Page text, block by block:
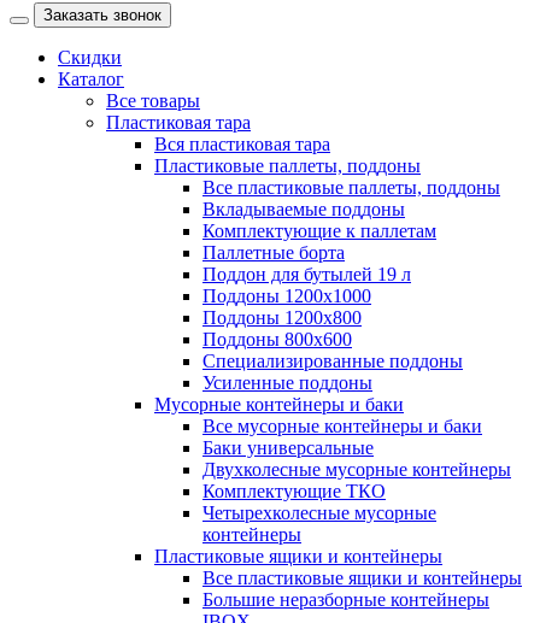
Заказать звонок
Скидки
Каталог
Все товары
Пластиковая тара
Вся пластиковая тара
Пластиковые паллеты, поддоны
Все пластиковые паллеты, поддоны
Вкладываемые поддоны
Комплектующие к паллетам
Паллетные борта
Поддон для бутылей 19 л
Поддоны 1200х1000
Поддоны 1200х800
Поддоны 800х600
Специализированные поддоны
Усиленные поддоны
Мусорные контейнеры и баки
Все мусорные контейнеры и баки
Баки универсальные
Двухколесные мусорные контейнеры
Комплектующие ТКО
Четырехколесные мусорные
контейнеры
Пластиковые ящики и контейнеры
Все пластиковые ящики и контейнеры
Большие неразборные контейнеры